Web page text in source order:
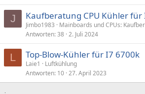
J Kaufberatung CPU Kühler
Jimbo1983
Mainboards und CPUs:
Antworten 38 2. Juli 2024
L Top-Blow-Kühler für I7 6700k
Laie1
Luftkühlung
Antworten 10 27. April 2023